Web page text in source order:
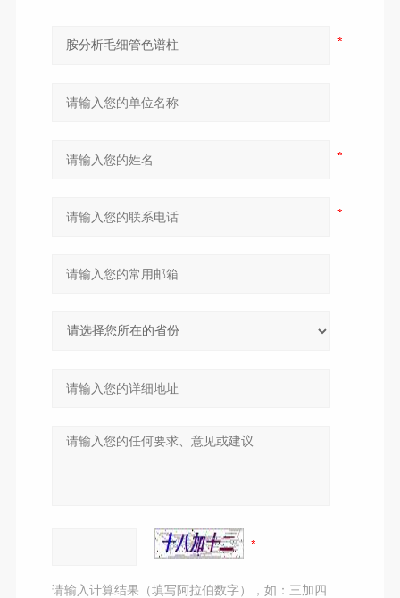
请输入计算结果（填写阿拉伯数字），如：三加四